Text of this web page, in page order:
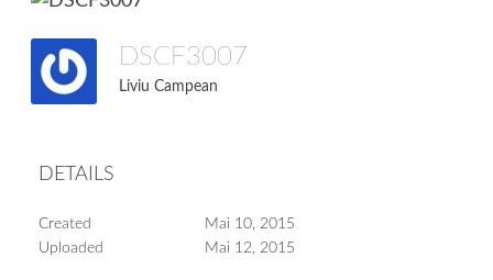
DSCF3007
Liviu Campean
DETAILS
Created
Mai 10, 2015
Uploaded
Mai 12, 2015